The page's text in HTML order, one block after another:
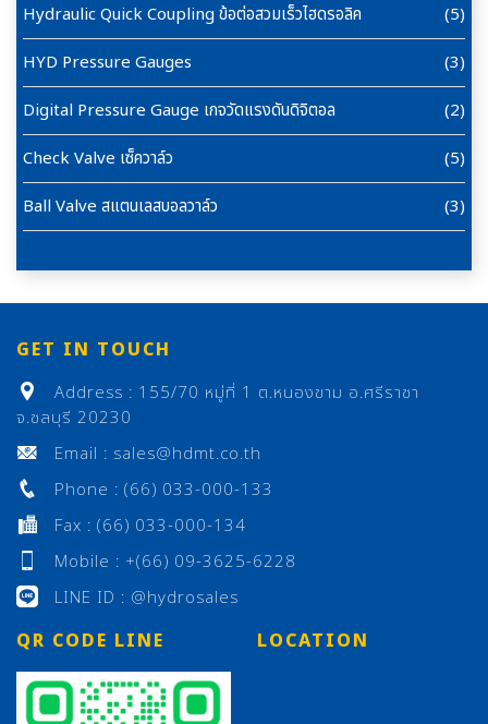
Hydraulic Quick Coupling ข้อต่อสวมเร็วไฮดรอลิค
(5)
HYD Pressure Gauges
(3)
Digital Pressure Gauge เกจวัดแรงดันดิจิตอล
(2)
Check Valve เซ็ควาล์ว
(5)
Ball Valve สแตนเลสบอลวาล์ว
(3)
GET IN TOUCH
Address : 155/70 หมู่ที่ 1 ต.หนองขาม อ.ศรีราชา
จ.ชลบุรี 20230
Email : sales@hdmt.co.th
Phone : (66) 033-000-133
Fax : (66) 033-000-134
Mobile : +(66) 09-3625-6228
LINE ID : @hydrosales
QR CODE LINE LOCATION